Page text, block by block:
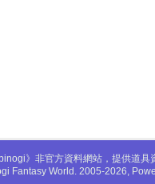
》非官方資料網站，提供道
Fantasy World. 2005-2026,